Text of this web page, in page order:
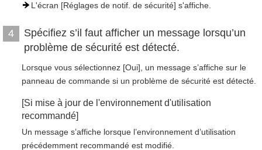
L'écran [Réglages de notif. de sécurité] s'affiche.
4
Spécifiez s’il faut afficher un message lorsqu’un
problème de sécurité est détecté.
Lorsque vous sélectionnez [Oui], un message s’affiche sur le
panneau de commande si un problème de sécurité est détecté.
[Si mise à jour de l'environnement d'utilisation
recommandé]
Un message s’affiche lorsque l’environnement d’utilisation
précédemment recommandé est modifié.